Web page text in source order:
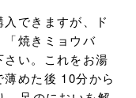
できますが、ド
「焼きミョウバ
い。これをお湯
めた後 10分から